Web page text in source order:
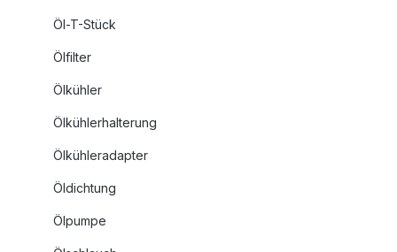
Öl-T-Stück
Ölfilter
Ölkühler
Ölkühlerhalterung
Ölkühleradapter
Öldichtung
Ölpumpe